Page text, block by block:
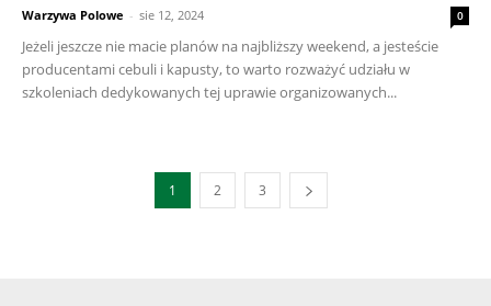
Warzywa Polowe - sie 12, 2024 0
Jeżeli jeszcze nie macie planów na najbliższy weekend, a jesteście
producentami cebuli i kapusty, to warto rozważyć udziału w
szkoleniach dedykowanych tej uprawie organizowanych...
1 2 3